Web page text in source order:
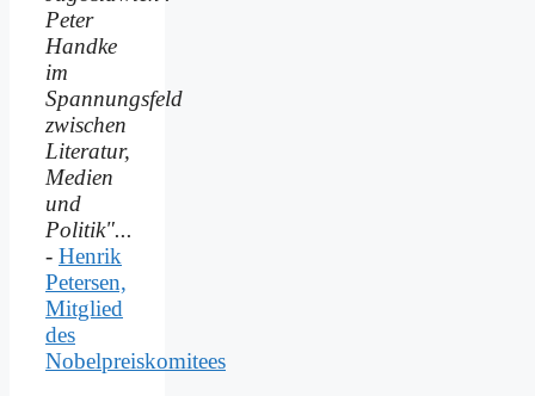
Peter
Handke
im
Spannungsfeld
zwischen
Literatur,
Medien
und
Politik"...
- Henrik
Petersen,
Mitglied
des
Nobelpreiskomitees